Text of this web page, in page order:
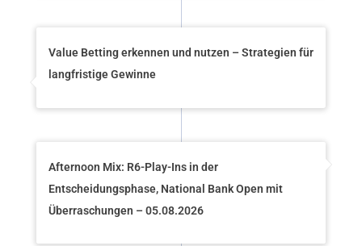
Value Betting erkennen und nutzen – Strategien für
langfristige Gewinne
Afternoon Mix: R6-Play-Ins in der
Entscheidungsphase, National Bank Open mit
Überraschungen – 05.08.2026